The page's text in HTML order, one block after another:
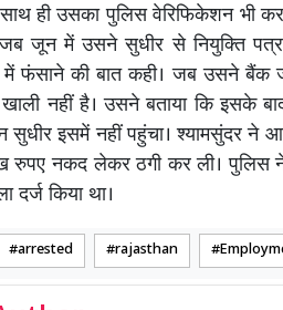
ही उसका पुलिस वेरिफिकेशन भी
जब जून में उसने सुधीर से नियुक्ति
फंसाने की बात कही। जब उसने बैंक
खाली नहीं है। उसने बताया कि इसके
सुधीर इसमें नहीं पहुंचा। श्यामसुंदर ने
रुपए नकद लेकर ठगी कर ली। पुलिस
किया था।
arrested rajasthan